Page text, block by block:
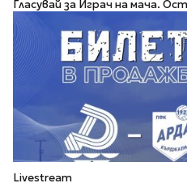
Гласувай за Играч на мача.
Livestream